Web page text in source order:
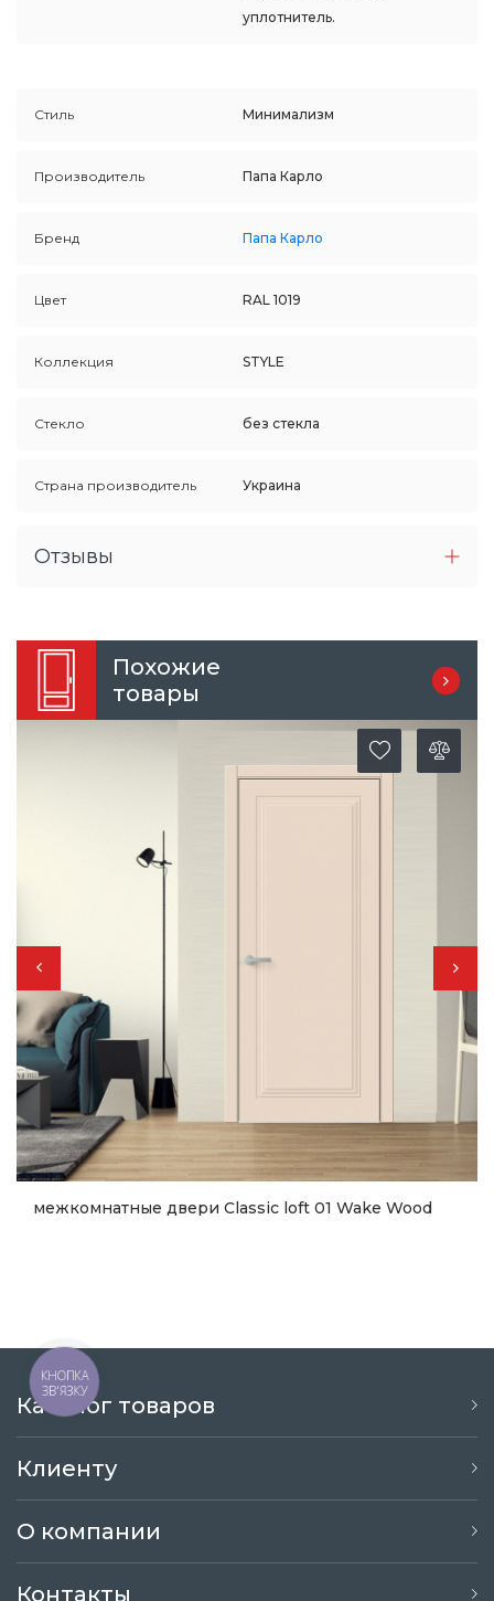
уплотнитель.
Стиль Минимализм
Производитель Папа Карло
Бренд Папа Карло
Цвет RAL 1019
Коллекция STYLE
Стекло без стекла
Страна производитель Украина
Отзывы
Похожие
товары
межкомнатные двери Classic loft 01 Wake Wood
Каталог товаров
Клиенту
О компании
Контакты
КНОПКА
ЗВ'ЯЗКУ